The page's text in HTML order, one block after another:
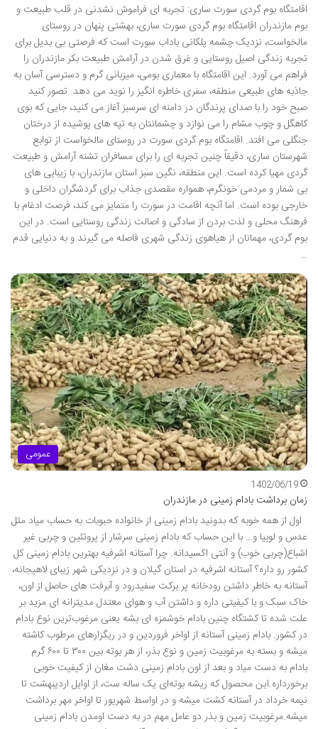
اقامتگاه بوم گردی سورت ساری: تجربه ای فراموش نشدنی در قلب طبیعت و
بوم مازندران اقامتگاه بوم گردی سورت ساری، بهشتی پنهان در روستای
مالخواست، نزدیک چشمه پلکانی باداب سورت است که فرصتی بی بدیل برای
تجربه زندگی اصیل روستایی و غرق شدن در آرامش طبیعت بکر مازندران را
فراهم می آورد. این اقامتگاه با معماری بومی، میزبانی گرم و دسترسی آسان به
جاذبه های طبیعی منطقه، سفری خاطره انگیز را نوید می دهد. تصور کنید
صبح خود را با صدای پرندگان در دامنه ای سرسبز آغاز می کنید، جایی که بوی
کاهگل و چوب مشام را می نوازد و چشمانتان به تپه های پوشیده از درختان
جنگلی می افتد. اقامتگاه بوم گردی سورت در روستای مالخواست از توابع
شهرستان ساری، دقیقاً چنین تجربه ای را برای مسافران تشنه آرامش و طبیعت
گردی مهیا کرده است. این منطقه، نگین سبز استان مازندران، با زیبایی های
بی شمار و مردمی خونگرم، همواره مقصدی جذاب برای گردشگران داخلی و
خارجی بوده است. اما آنچه اقامت در سورت را متمایز می کند، فرصت ادغام با
فرهنگ محلی و لذت بردن از سادگی و اصالت زندگی روستایی است. در این
بوم گردی، مهمانان از هیاهوی زندگی شهری فاصله می گیرند و به دنیایی قدم
…
عمومی
1402/06/19
زمان برداشت بادام زمینی در مازندران
اول از همه خوبه که بدونید بادام زمینی از خانواده حبوبات به حساب میاد مثل
عدس و لوبیا و… با این حساب که بادام زمینی سرشار از پروتئین و چربی غیر
اشباع(چربی خوب) و آنتی اکسیدانه. چرا آستانه اشرفیه بهترین بادام زمینی کل
کشور رو داره؟ آستانه اشرفیه در استان گیلان و در نزدیکی شهر زیبای لاهیجانه،
آستانه به خاطر داشتن رودخانه پر برکت سفیدرود و آبرفت های حاصل از اون،
خاک سبک و با کیفیتی داره و داشتن آب و هوای معتدل مدیترانه ای مزید بر
علت شده تا کشتگاه چنین بادام خوشمزه ای بشه یعنی مرغوب‌ترین نوع بادام
در کشور. بادام زمینی آستانه از اواخر فروردین و در ریگزارهای مرطوب کاشته
میشه و بسته به مرغوبیت زمین و نوع بذر، از هر بوته بین ۳۰۰ تا ۶۰۰ گرم
بادام به دست میاد و بعد از اون بادام زمینی دشت مغان از کیفیت خوبی
برخورداره.این محصول که ریشه بوته‌ای یک ساله ست، از اوایل اردیبهشت تا
نیمه خرداد در آستانه کشت میشه و در اواسط شهریور تا اواخر مهر برداشت
میشه.مرغوبیت زمین و بذر دو عامل مهم در به دست اومدن بادام زمینی